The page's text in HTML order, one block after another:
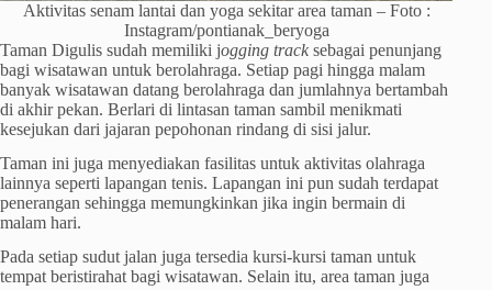
Aktivitas senam lantai dan yoga sekitar area taman – Foto :
Instagram/pontianak_beryoga
Taman Digulis sudah memiliki jogging track sebagai penunjang
bagi wisatawan untuk berolahraga. Setiap pagi hingga malam
banyak wisatawan datang berolahraga dan jumlahnya bertambah
di akhir pekan. Berlari di lintasan taman sambil menikmati
kesejukan dari jajaran pepohonan rindang di sisi jalur.
Taman ini juga menyediakan fasilitas untuk aktivitas olahraga
lainnya seperti lapangan tenis. Lapangan ini pun sudah terdapat
penerangan sehingga memungkinkan jika ingin bermain di
malam hari.
Pada setiap sudut jalan juga tersedia kursi-kursi taman untuk
tempat beristirahat bagi wisatawan. Selain itu, area taman juga